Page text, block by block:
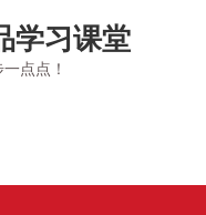
学习课堂
点点！